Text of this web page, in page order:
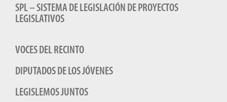
SPL – SISTEMA DE LEGISLACIÓN DE PROYECTOS
LEGISLATIVOS
VOCES DEL RECINTO
DIPUTADOS DE LOS JÓVENES
LEGISLEMOS JUNTOS